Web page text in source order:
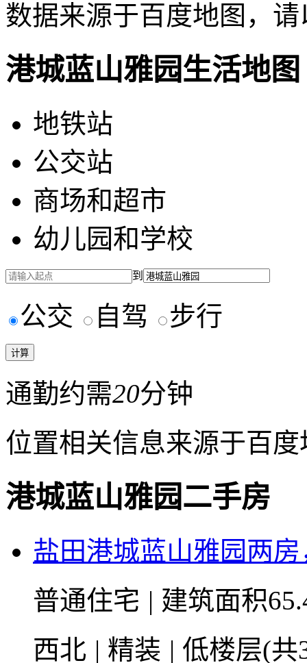
数据来源于百度地图，
港城蓝山雅园生活地图
地铁站
公交站
商场和超市
幼儿园和学校
到
公交 自驾 步行
通勤约需20分钟
位置相关信息来源于百
港城蓝山雅园二手房
盐田港城蓝山雅园两
普通住宅 | 建筑面积
西北 | 精装 | 低楼层(